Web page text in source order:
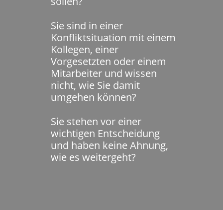
Sie sind in einer
Konfliktsituation mit einem
Kollegen, einer
Vorgesetzten oder einem
Mitarbeiter und wissen
nicht, wie Sie damit
umgehen können?
Sie stehen vor einer
wichtigen Entscheidung
und haben keine Ahnung,
wie es weitergeht?